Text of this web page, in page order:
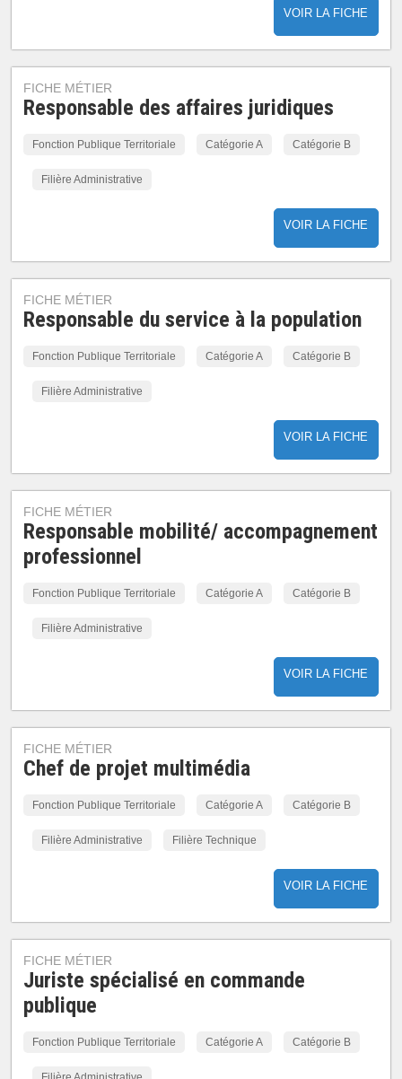
VOIR LA FICHE
FICHE MÉTIER
Responsable des affaires juridiques
Fonction Publique Territoriale Catégorie A Catégorie B
Filière Administrative
VOIR LA FICHE
FICHE MÉTIER
Responsable du service à la population
Fonction Publique Territoriale Catégorie A Catégorie B
Filière Administrative
VOIR LA FICHE
FICHE MÉTIER
Responsable mobilité/ accompagnement
professionnel
Fonction Publique Territoriale Catégorie A Catégorie B
Filière Administrative
VOIR LA FICHE
FICHE MÉTIER
Chef de projet multimédia
Fonction Publique Territoriale Catégorie A Catégorie B
Filière Administrative Filière Technique
VOIR LA FICHE
FICHE MÉTIER
Juriste spécialisé en commande
publique
Fonction Publique Territoriale Catégorie A Catégorie B